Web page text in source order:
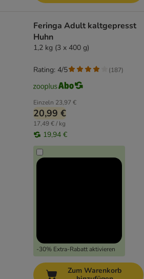
Feringa Adult kaltgepresst
Huhn
1,2 kg (3 x 400 g)
Einzeln 23,97 €
20,99 €
17,49 € / kg
19,94 €
-30% Extra-Rabatt aktivieren
Rating: 4/5 (187)
Zum Warenkorb